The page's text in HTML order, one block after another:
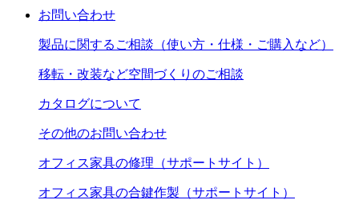
お問い合わせ
製品に関するご相談（使い方・仕様・ご購入など）
移転・改装など空間づくりのご相談
カタログについて
その他のお問い合わせ
オフィス家具の修理（サポートサイト）
オフィス家具の合鍵作製（サポートサイト）